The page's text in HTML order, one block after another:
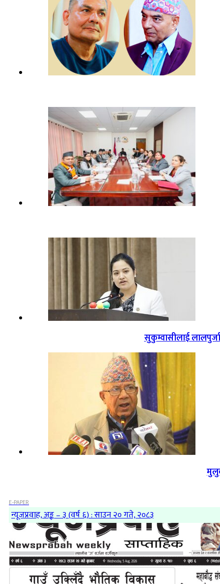
सुकुम्वासीलाई
E-PAPER
न्यूजप्रवाह, अङ्क – ३ (वर्ष ६) : साउन २० गते, २०८३